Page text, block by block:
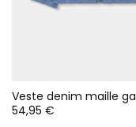
54,95 €